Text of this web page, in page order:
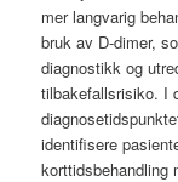
mer langvarig
bruk av D-dimer,
diagnostikk og
tilbakefallsrisiko. I
identifisere